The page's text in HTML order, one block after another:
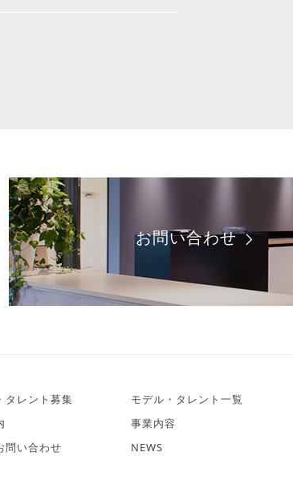
お問い合わせ
タレント募集
モデル・タレント一覧
事業内容
問い合わせ
NEWS